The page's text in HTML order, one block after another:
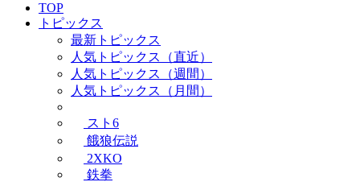
TOP
トピックス
最新トピックス
人気トピックス（直近）
人気トピックス（週間）
人気トピックス（月間）
スト6
餓狼伝説
2XKO
鉄拳